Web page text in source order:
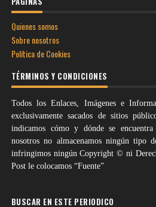
Quienes somos
Sobre nosotros
Política de Cookies
TÉRMINOS Y CONDICIONES
Todos los Enlaces, Imágenes e
exclusivamente sacados de sitios
indicamos cómo y dónde se
nosotros no almacenamos ningún tipo
infringimos ningún Copyright © ni
Post le colocamos “Fuente”
BUSCAR EN ESTE PERIODICO